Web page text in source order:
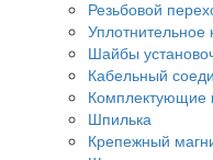
Резьбовой
Уплотнительное
Шайбы
Кабельный
Комплектующие
Шпилька
Крепежный